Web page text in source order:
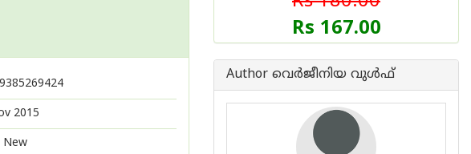
2015
New
Rs 167.00
Author വെര്‍ജീനിയ വുള്‍ഫ്‌